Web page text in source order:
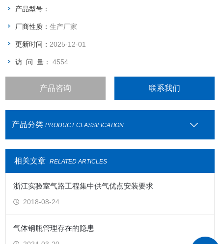
产品型号：
厂商性质：生产厂家
更新时间： 2025-12-01
访 问 量：4554
产品咨询 联系我们
产品分类 PRODUCT CLASSIFICATION
相关文章 RELATED ARTICLES
浙江实验室气路工程集中供气优点安装要求
2018-08-24
气体钢瓶管理存在的隐患